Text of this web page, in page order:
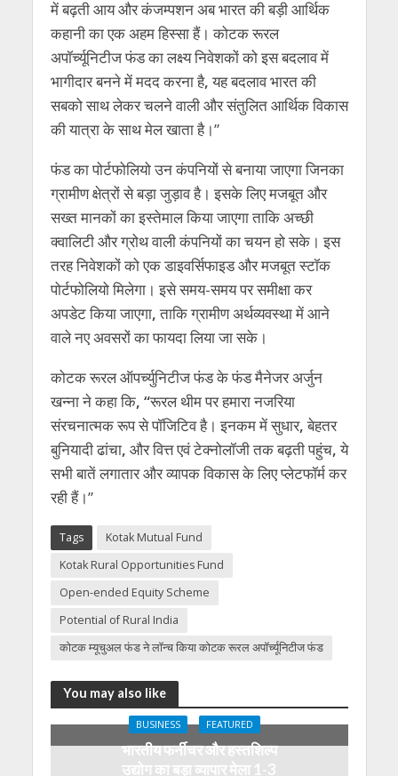
में बढ़ती आय और कंजम्पशन अब भारत की बड़ी आर्थिक
कहानी का एक अहम हिस्सा हैं। कोटक रूरल
अपॉर्च्यूनिटीज फंड का लक्ष्य निवेशकों को इस बदलाव में
भागीदार बनने में मदद करना है,यह बदलाव भारत की
सबको साथ लेकर चलने वाली और संतुलित आर्थिक विकास
की यात्रा के साथ मेल खाता है।”
फंड का पोर्टफोलियो उन कंपनियों से बनाया जाएगा जिनका
ग्रामीण क्षेत्रों से बड़ा जुड़ाव है। इसके लिए मजबूत और
सख्त मानकों का इस्तेमाल किया जाएगा ताकि अच्छी
क्वालिटी और ग्रोथ वाली कंपनियों का चयन हो सके। इस
तरह निवेशकों को एक डाइवर्सिफाइड और मजबूत स्टॉक
पोर्टफोलियो मिलेगा। इसे समय-समय पर समीक्षा कर
अपडेट किया जाएगा,ताकि ग्रामीण अर्थव्यवस्था में आने
वाले नए अवसरों का फायदा लिया जा सके।
कोटक रूरल ऑपर्च्युनिटीज फंड के फंड मैनेजर अर्जुन
खन्ना ने कहा कि, “रूरल थीम पर हमारा नजरिया
संरचनात्मक रूप से पॉजिटिव है। इनकम में सुधार,बेहतर
बुनियादी ढांचा, और वित्त एवं टेक्नोलॉजी तक बढ़ती पहुंच,ये
सभी बातें लगातार और व्यापक विकास के लिए प्लेटफॉर्म कर
रही हैं।”
Tags
Kotak Mutual Fund
Kotak Rural Opportunities Fund
Open-ended Equity Scheme
Potential of Rural India
कोटक म्यूचुअल फंड ने लॉन्च किया कोटक रूरल अपॉर्च्यूनिटीज फंड
You may also like
BUSINESS FEATURED
भारतीय फर्नीचर और हस्तशिल्प
उद्योग का बड़ा व्यापार मेला 1-3